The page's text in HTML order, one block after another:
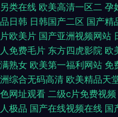
另类在线 欧美高清一区二 孕
品日韩 日韩国产二区 国产精
片欧美片 国产亚洲视频网站
人免费毛片 东方四虎影院 欧
满熟女 欧美第一福利网站 免
洲综合无码高清 欧美精品天
色网址观看 二级c片免费视频
人极品 国产在线视频在线 国